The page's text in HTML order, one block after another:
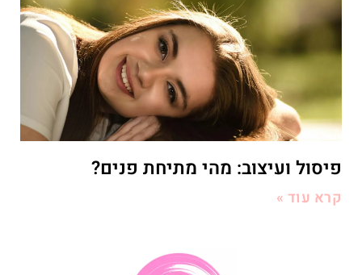
פיסול ועיצוב: מהי מתיחת פנים?
קרא עוד »